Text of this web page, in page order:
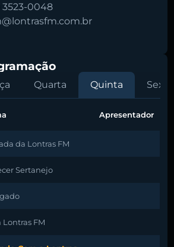
3523-0048
Quarta Quinta Sexta
Apresentador
da Lontras FM
Sertanejo
Lontras FM